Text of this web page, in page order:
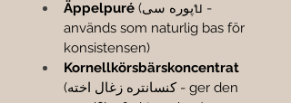
Äppelpuré (پوره سیบ -
används som naturlig bas för
konsistensen)
Kornellkörsbärskoncentrat
(کنسانتره زغال اخته - ger den